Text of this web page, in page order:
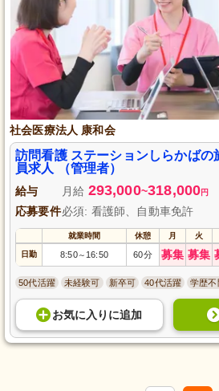
社会医療法人 康和会
訪問看護 ステーションしらかばの
員求人 （管理者）
給与 月給 293,000~318,000円
応募要件必須: 看護師、自動車免許
就業時間 休憩 月 火
日勤 8:50～ 16:50 60分 募集 募集
50代活躍 未経験可 新卒可 40代活躍 学歴不
お気に入り に追加